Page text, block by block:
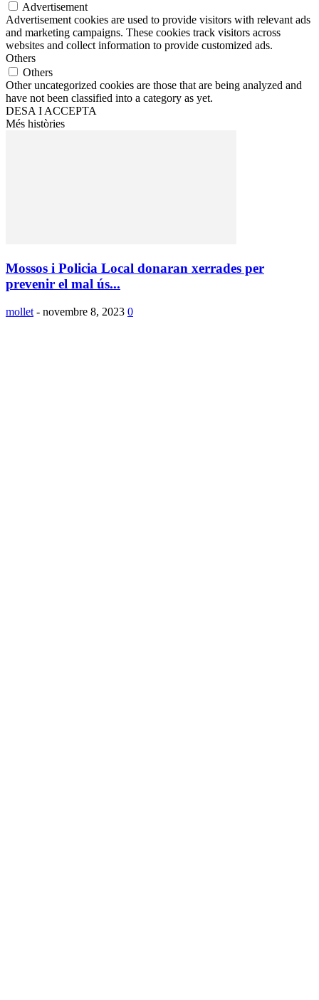
Advertisement
Advertisement cookies are used to provide visitors with relevant ads
and marketing campaigns. These cookies track visitors across
websites and collect information to provide customized ads.
Others
Others
Other uncategorized cookies are those that are being analyzed and
have not been classified into a category as yet.
DESA I ACCEPTA
Més històries
Mossos i Policia Local donaran xerrades per
prevenir el mal ús...
mollet - novembre 8, 2023 0